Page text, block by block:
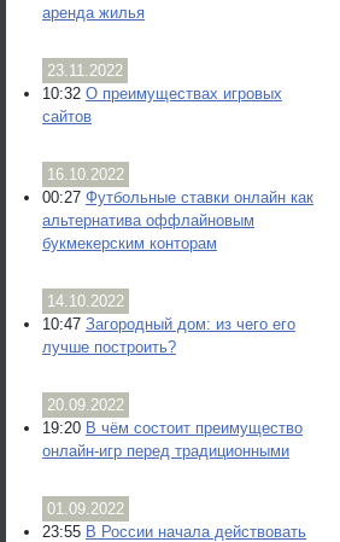
аренда жилья
23.11.2022
10:32 О преимуществах игровых
сайтов
16.10.2022
00:27 Футбольные ставки онлайн как
альтернатива оффлайновым
букмекерским конторам
14.10.2022
10:47 Загородный дом: из чего его
лучше построить?
20.09.2022
19:20 В чём состоит преимущество
онлайн-игр перед традиционными
01.09.2022
23:55 В России начала действовать